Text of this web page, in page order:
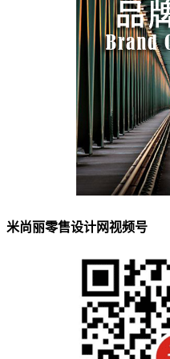
米尚丽零售设计网视频号